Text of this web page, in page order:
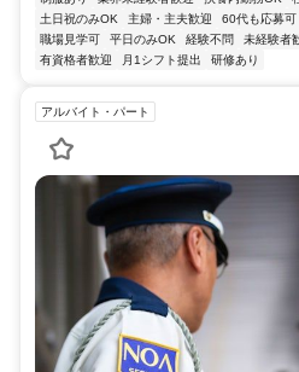
土日祝のみOK
主婦・主夫歓迎 60代も応募可
職場見学可
平日のみOK 経験不問 未経験者
有資格者歓迎
月1シフト提出 研修あり
アルバイト・パート